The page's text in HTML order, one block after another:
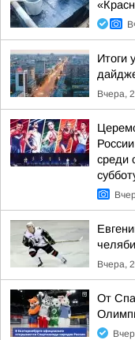
Итоги
Вчера,
среди
Вчера,
От